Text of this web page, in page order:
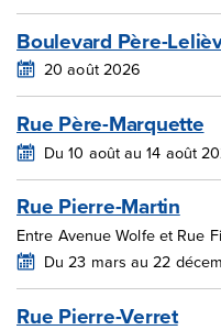
Boulevard Père-
20 août 2026
Rue Père-Marquette
Du 10 août au 14 août
Rue Pierre-Martin
Entre Avenue Wolfe et Rue
Du 23 mars au 22
Rue Pierre-Verret